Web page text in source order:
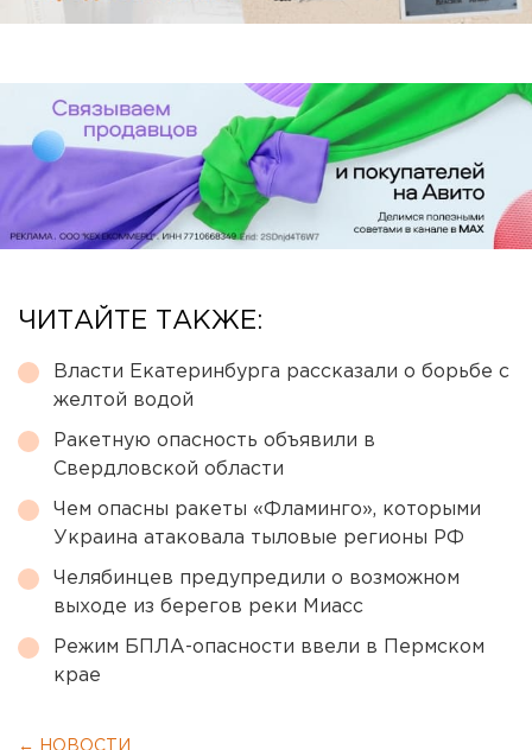
ЧИТАЙТЕ ТАКЖЕ:
Власти Екатеринбурга рассказали о борьбе с
желтой водой
Ракетную опасность объявили в
Свердловской области
Чем опасны ракеты «Фламинго», которыми
Украина атаковала тыловые регионы РФ
Челябинцев предупредили о возможном
выходе из берегов реки Миасс
Режим БПЛА-опасности ввели в Пермском
крае
← НОВОСТИ